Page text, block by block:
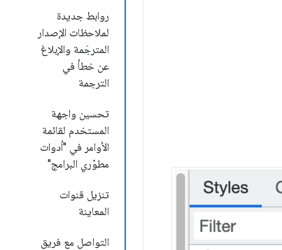
روابط جديدة
لملاحظات الإصدار
المترجَمة والإبلاغ
عن خطأ في
الترجمة
تحسين واجهة
المستخدم لقائمة
الأوامر في "أدوات
مطوّري البرامج"
تنزيل قنوات
المعاينة
التواصل مع فريق